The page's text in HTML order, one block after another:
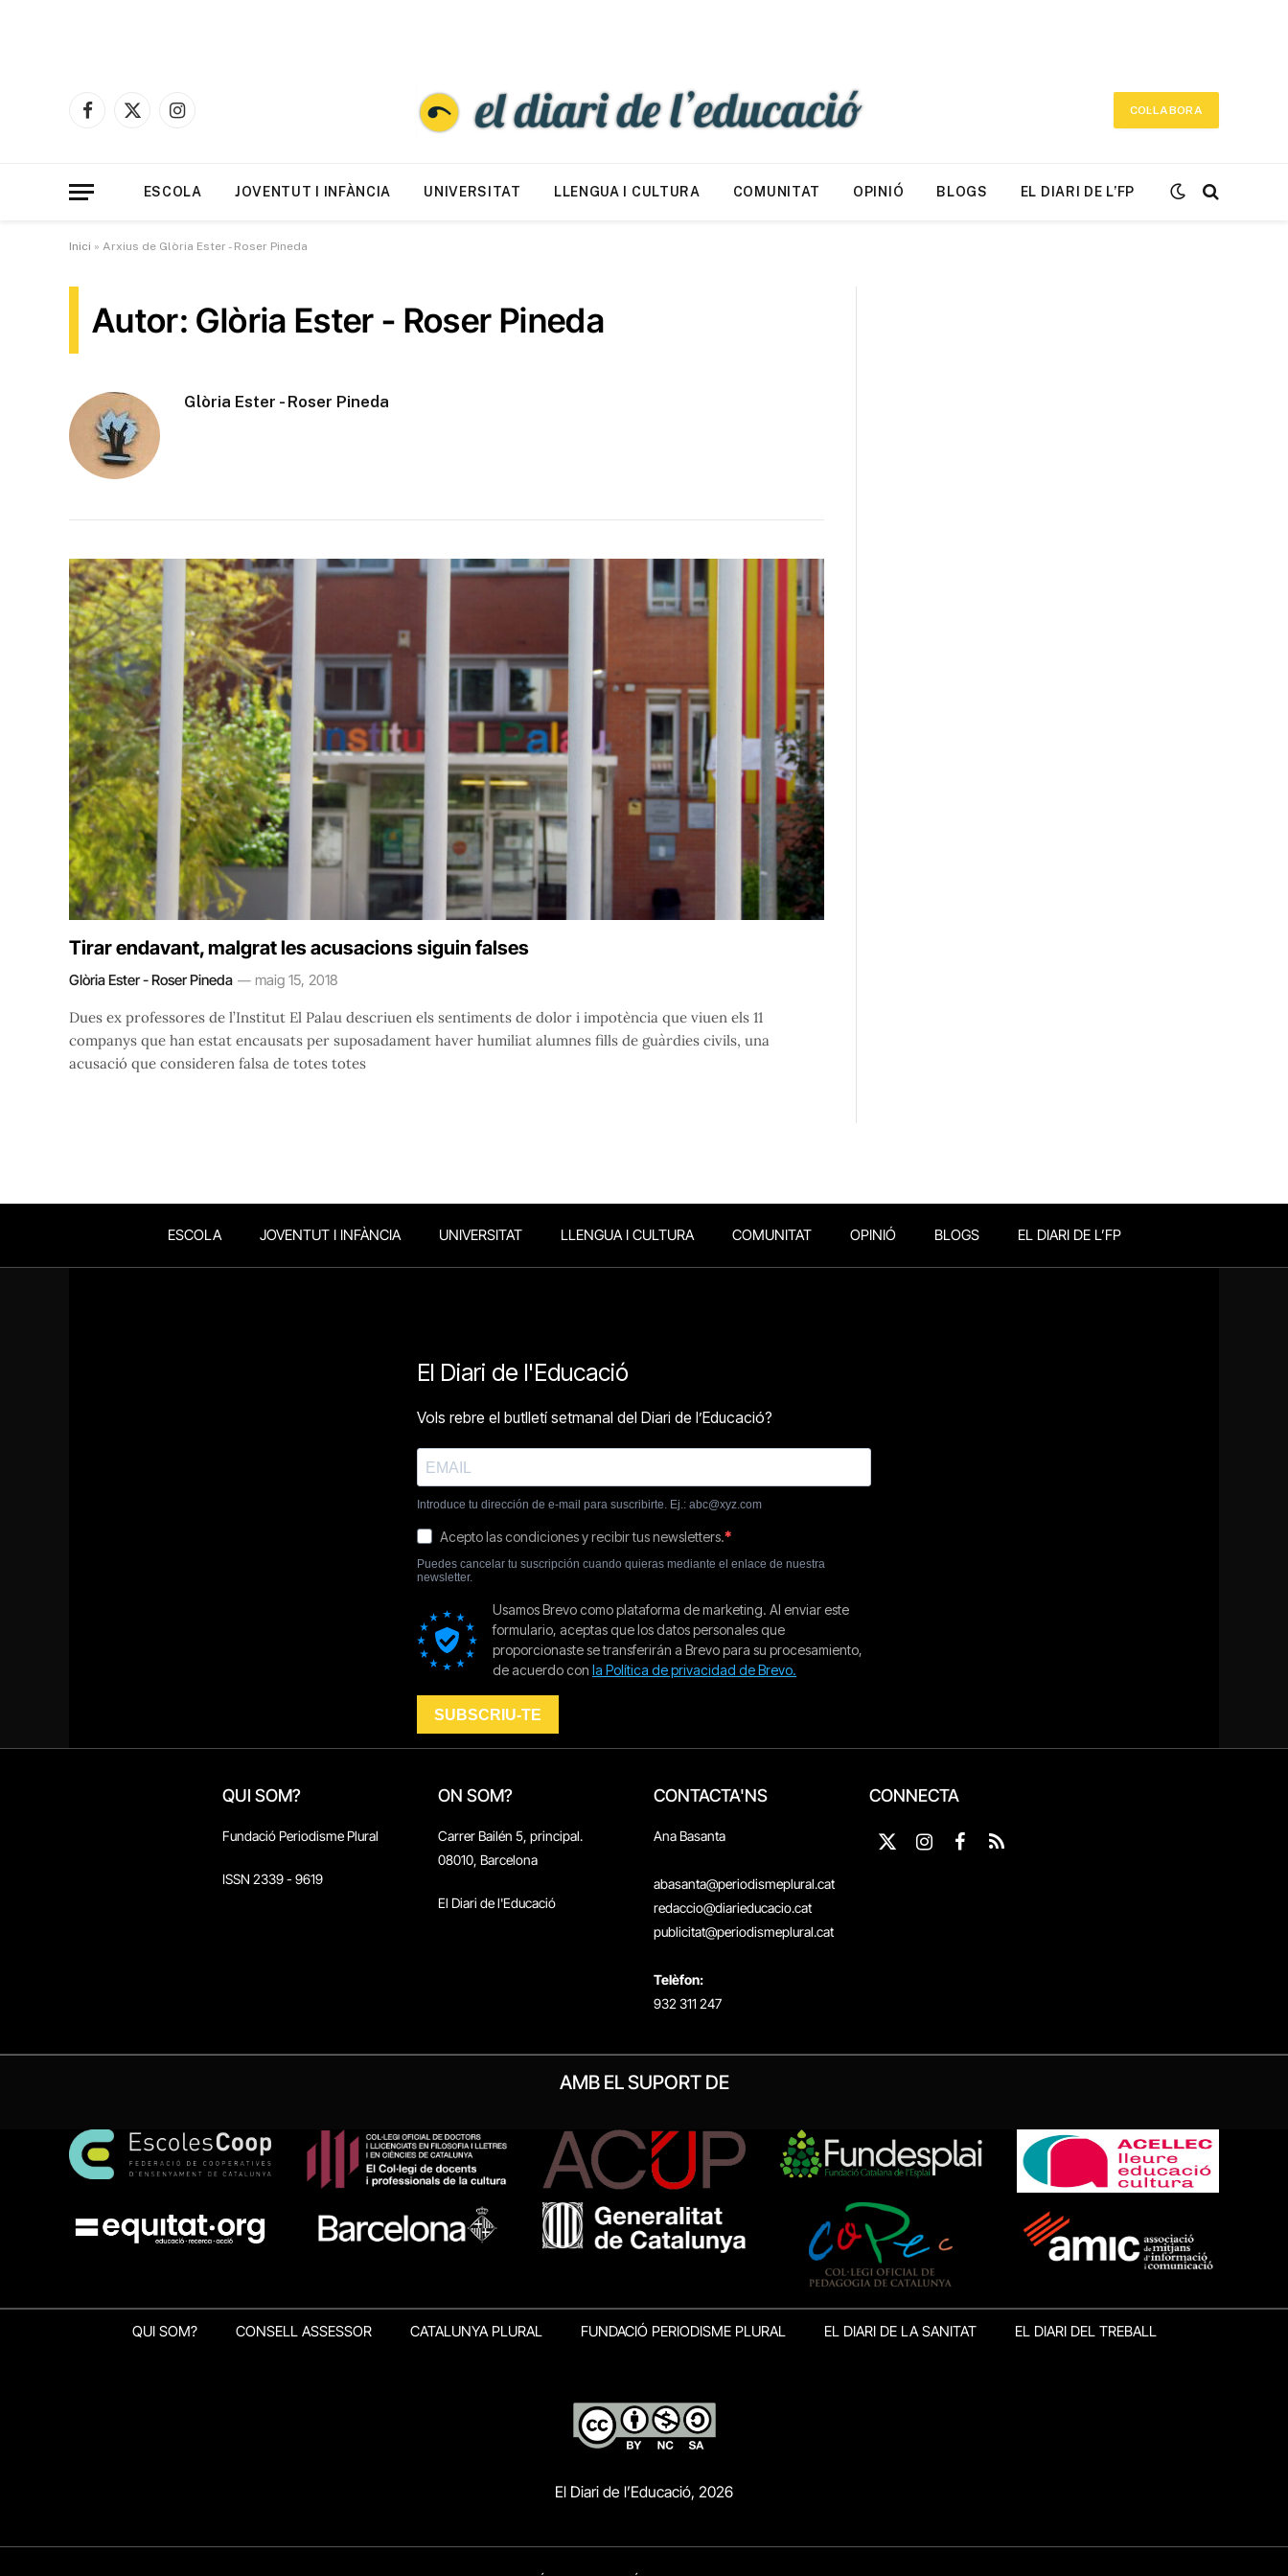
Facebook
X
Instagram
COL·LABORA
ESCOLA JOVENTUT I INFÀNCIA UNIVERSITAT LLENGUA I CULTURA COMUNITAT OPINIÓ BLOGS EL DIARI DE L’FP
Inici » Arxius de Glòria Ester - Roser Pineda
Autor: Glòria Ester - Roser Pineda
Glòria Ester - Roser Pineda
Tirar endavant, malgrat les acusacions siguin falses
Glòria Ester - Roser Pineda maig 15, 2018
Dues ex professores de l’Institut El Palau descriuen els sentiments de dolor i impotència que viuen els 11
companys que han estat encausats per suposadament haver humiliat alumnes fills de guàrdies civils, una
acusació que consideren falsa de totes totes
ESCOLA JOVENTUT I INFÀNCIA UNIVERSITAT LLENGUA I CULTURA COMUNITAT OPINIÓ BLOGS EL DIARI DE L’FP
QUI SOM?
Fundació Periodisme Plural
ISSN 2339 - 9619
ON SOM?
Carrer Bailén 5, principal.
08010, Barcelona
El Diari de l'Educació
CONTACTA'NS
Ana Basanta
abasanta@periodismeplural.cat
redaccio@diarieducacio.cat
publicitat@periodismeplural.cat
Telèfon:
932 311 247
CONNECTA
X
Instagram
Facebook
RSS
AMB EL SUPORT DE
QUI SOM? CONSELL ASSESSOR CATALUNYA PLURAL FUNDACIÓ PERIODISME PLURAL EL DIARI DE LA SANITAT EL DIARI DEL TREBALL
El Diari de l’Educació, 2026